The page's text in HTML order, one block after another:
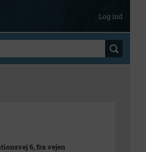
Log ind
6, fra vejen